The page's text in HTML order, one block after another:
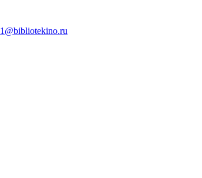
1@bibliotekino.ru